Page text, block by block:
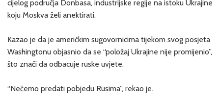
cijelog područja Donbasa, industrijske regije na istoku Ukrajine
koju Moskva želi anektirati.
Kazao je da je američkim sugovornicima tijekom svog posjeta
Washingtonu objasnio da se “položaj Ukrajine nije promijenio”,
što znači da odbacuje ruske uvjete.
“Nećemo predati pobjedu Rusima”, rekao je.